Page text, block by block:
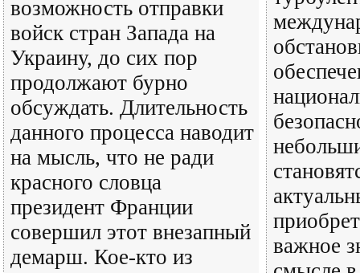
возможность отправки
войск стран Запада на
Украину, до сих пор
продолжают бурно
обсуждать. Длительность
данного процесса наводит
на мысль, что не ради
красного словца
президент Франции
совершил этот внезапный
демарш. Кое-кто из
важное